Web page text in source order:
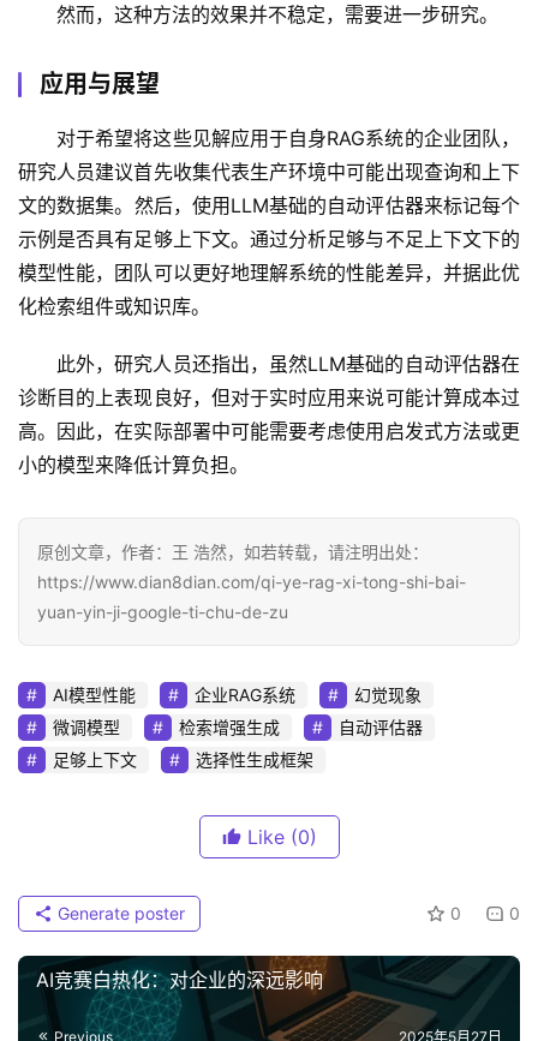
然而，这种方法的效果并不稳定，需要进一步研究。
应用与展望
对于希望将这些见解应用于自身RAG系统的企业团队，
研究人员建议首先收集代表生产环境中可能出现查询和上下
文的数据集。然后，使用LLM基础的自动评估器来标记每个
示例是否具有足够上下文。通过分析足够与不足上下文下的
模型性能，团队可以更好地理解系统的性能差异，并据此优
化检索组件或知识库。
此外，研究人员还指出，虽然LLM基础的自动评估器在
诊断目的上表现良好，但对于实时应用来说可能计算成本过
高。因此，在实际部署中可能需要考虑使用启发式方法或更
小的模型来降低计算负担。
原创文章，作者：王 浩然，如若转载，请注明出处：
https://www.dian8dian.com/qi-ye-rag-xi-tong-shi-bai-
yuan-yin-ji-google-ti-chu-de-zu
AI模型性能 企业RAG系统
幻觉现象
微调模型
检索增强生成
自动评估器
足够上下文
选择性生成框架
Like (0)
0 0
Generate poster
AI竞赛白热化：对企业的深远影响
Previous 2025年5月27日